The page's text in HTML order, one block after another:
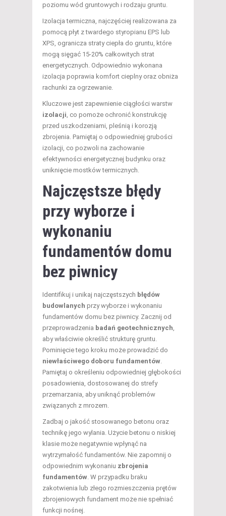
poziomu wód gruntowych i rodzaju gruntu.
Izolacja termiczna, najczęściej realizowana za
pomocą płyt z twardego styropianu EPS lub
XPS, ogranicza straty ciepła do gruntu, które
mogą sięgać 15-20% całkowitych strat
energetycznych. Odpowiednio wykonana
izolacja poprawia komfort cieplny oraz obniża
rachunki za ogrzewanie.
Kluczowe jest zapewnienie ciągłości warstw
izolacji , co pomoże ochronić konstrukcję
przed uszkodzeniami, pleśnią i korozją
zbrojenia. Pamiętaj o odpowiedniej grubości
izolacji, co pozwoli na zachowanie
efektywności energetycznej budynku oraz
uniknięcie mostków termicznych.
Najczęstsze błędy
przy wyborze i
wykonaniu
fundamentów domu
bez piwnicy
Identifikuj i unikaj najczęstszych błędów
budowlanych przy wyborze i wykonaniu
fundamentów domu bez piwnicy. Zacznij od
przeprowadzenia badań geotechnicznych
aby właściwie określić strukturę gruntu.
Pominięcie tego kroku może prowadzić do
niewłaściwego doboru fundamentów
Pamiętaj o określeniu odpowiedniej głębokości
posadowienia, dostosowanej do strefy
przemarzania, aby uniknąć problemów
związanych z mrozem.
Zadbaj o jakość stosowanego betonu oraz
technikę jego wylania. Użycie betonu o niskiej
klasie może negatywnie wpłynąć na
wytrzymałość fundamentów. Nie zapomnij o
odpowiednim wykonaniu zbrojenia
fundamentów . W przypadku braku
zakotwienia lub złego rozmieszczenia prętów
zbrojeniowych fundament może nie spełniać
funkcji nośnej.